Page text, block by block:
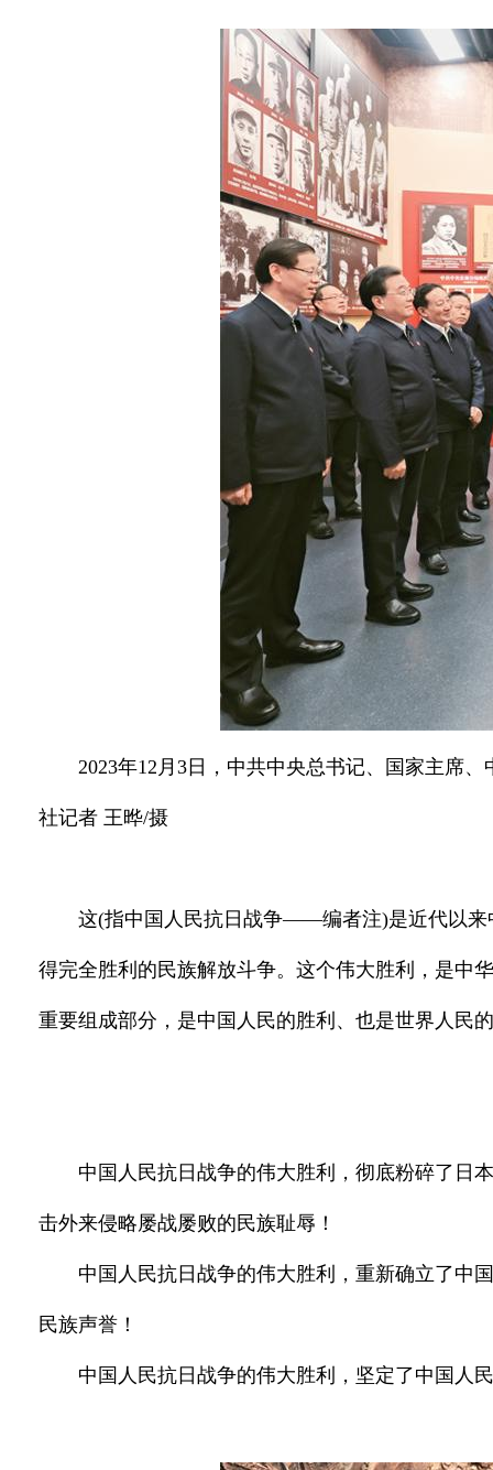
2023年12月3日，中共中央总书记、国家主席
社记者 王晔/摄
这(指中国人民抗日战争——编者注)是近代以来
得完全胜利的民族解放斗争。这个伟大胜利，是中
重要组成部分，是中国人民的胜利、也是世界人民
中国人民抗日战争的伟大胜利，彻底粉碎了日
击外来侵略屡战屡败的民族耻辱！
中国人民抗日战争的伟大胜利，重新确立了中
民族声誉！
中国人民抗日战争的伟大胜利，坚定了中国人